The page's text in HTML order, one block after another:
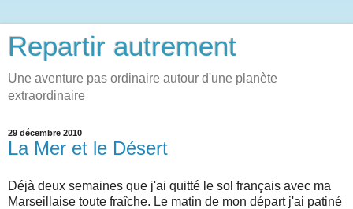
Repartir autrement
Une aventure pas ordinaire autour d'une planète
extraordinaire
29 décembre 2010
La Mer et le Désert
Déjà deux semaines que j'ai quitté le sol français avec ma
Marseillaise toute fraîche. Le matin de mon départ j'ai patiné